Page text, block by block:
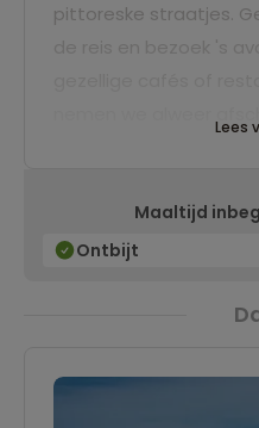
pittoreske straatjes.
Lees
Maaltijd
Ontbijt